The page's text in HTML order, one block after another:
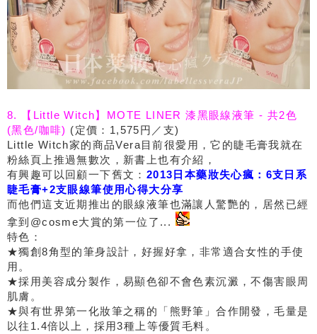
8. 【Little Witch】MOTE LINER 漆黑眼線液筆 - 共2色
(黑色/咖啡) (定價：1,575円／支)
Little Witch家的商品Vera目前很愛用，它的睫毛膏我就在
粉絲頁上推過無數次，新書上也有介紹，
有興趣可以回顧一下舊文： 2013日本藥妝失心瘋：6支日系
睫毛膏+2支眼線筆使用心得大分享
而他們這支近期推出的眼線液筆也滿讓人驚艷的，居然已經
拿到@cosme大賞的第一位了...
特色：
★獨創8角型的筆身設計，好握好拿，非常適合女性的手使
用。
★採用美容成分製作，易顯色卻不會色素沉澱，不傷害眼周
肌膚。
★與有世界第一化妝筆之稱的「熊野筆」合作開發，毛量是
以往1.4倍以上，採用3種上等優質毛料。